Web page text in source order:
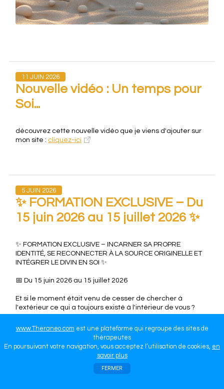
www.Theraneo.com est une plateforme qui regroupe des sites de
thérapeutes
En poursuivant votre navigation, vous acceptez l’utilisation de cookies, en
savoir plus
FERMER
11 JUIN 2026
Nouvelle vidéo : Un temps pour
Soi...
découvrez cette nouvelle vidéo que je viens d'ajouter sur
mon site : cliquez-ici
5 JUIN 2026
✨ FORMATION EXCLUSIVE – Du
15 juin 2026 au 15 juillet 2026 ✨
✨ FORMATION EXCLUSIVE – INCARNER SA PROPRE
IDENTITÉ, SE RECONNECTER À LA SOURCE ORIGINELLE ET
INTÉGRER LE DIVIN EN SOI ✨
📅 Du 15 juin 2026 au 15 juillet 2026
Et si le moment était venu de cesser de chercher à
l'extérieur ce qui a toujours existé à l'intérieur de vous ?
Cette formation unique est une immersion profonde de 1
mois destinée aux personnes qui ressentent l'appel de leur
âme, qui souhaitent retrouver leur véritable identité, se
reconnecter à la Source originelle et intégrer pleinement
leur dimension divine dans leur vie quotidienne.